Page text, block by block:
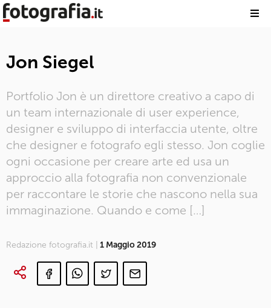
Jon Siegel
Portfolio Jon è un direttore creativo a capo di
un team internazionale di user experience,
designer e sviluppo di interfaccia utente, oltre
che designer e fotografo egli stesso. Jon coglie
ogni occasione per creare arte ed usa un
approccio alla fotografia non convenzionale
per raccontare le storie che nascono nella sua
immaginazione. Quando e come […]
Redazione fotografia.it | 1 Maggio 2019